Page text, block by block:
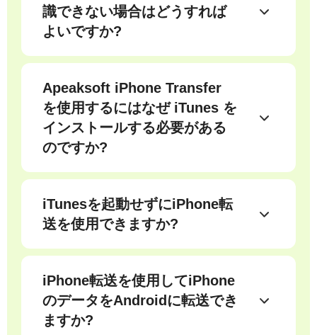
識できない場合はどうすれば
よいですか?
の USB ポートを交換します。
2. iTunes がデバイスを認識できるかど
うかを確認してください。iTunes が認
識できる場合は、iTunes を閉じて、
iPhone 転送を再起動し、デバイスに接
続してください。
Apeaksoft iPhone Transfer
を使用するにはなぜ iTunes を
インストールする必要がある
のですか?
は、コンピュータに iTunes がインスト
ールされている必要があります。このソ
フトウェアは iTunes からの特定のデー
タを必要とするため、iTunes がインス
トールされていない場合、iOS デバイス
ん。ただし、Apeaksoft iPhone Transfer
を使用するときは iTunes を起動しない
でください。
iTunesを起動せずにiPhone転
送を使用できますか?
て、PC/Mac と iDevices 間でデータを
同期できます。ただし、コンピュータに
iTunes がインストールされている必要
があります。
iPhone転送を使用してiPhone
のデータをAndroidに転送でき
ますか?